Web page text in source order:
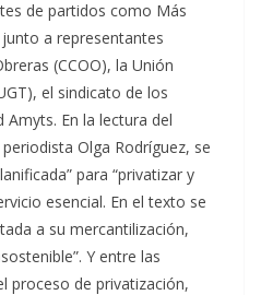
de partidos como Más
a representantes
(CCOO), la Unión
el sindicato de los
En la lectura del
Olga Rodríguez, se
para “privatizar y
esencial. En el texto se
a su mercantilización,
Y entre las
proceso de privatización,